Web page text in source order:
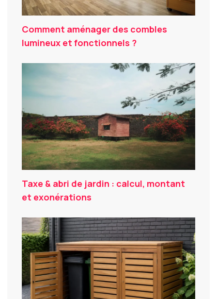
Comment aménager des combles
lumineux et fonctionnels ?
Taxe & abri de jardin : calcul, montant
et exonérations